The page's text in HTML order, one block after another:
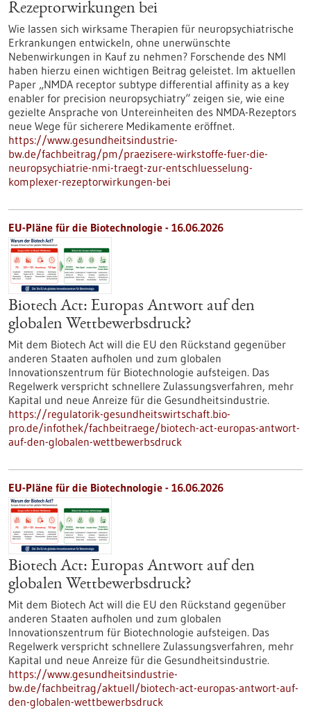
Rezeptorwirkungen bei
Wie lassen sich wirksame Therapien für neuropsychiatrische
Erkrankungen entwickeln, ohne unerwünschte
Nebenwirkungen in Kauf zu nehmen? Forschende des NMI
haben hierzu einen wichtigen Beitrag geleistet. Im aktuellen
Paper „NMDA receptor subtype differential affinity as a key
enabler for precision neuropsychiatry“ zeigen sie, wie eine
gezielte Ansprache von Untereinheiten des NMDA-Rezeptors
neue Wege für sicherere Medikamente eröffnet.
https://www.gesundheitsindustrie-
bw.de/fachbeitrag/pm/praezisere-wirkstoffe-fuer-die-
neuropsychiatrie-nmi-traegt-zur-entschluesselung-
komplexer-rezeptorwirkungen-bei
EU-Pläne für die Biotechnologie - 16.06.2026
Biotech Act: Europas Antwort auf den
globalen Wettbewerbsdruck?
Mit dem Biotech Act will die EU den Rückstand gegenüber
anderen Staaten aufholen und zum globalen
Innovationszentrum für Biotechnologie aufsteigen. Das
Regelwerk verspricht schnellere Zulassungsverfahren, mehr
Kapital und neue Anreize für die Gesundheitsindustrie.
https://regulatorik-gesundheitswirtschaft.bio-
pro.de/infothek/fachbeitraege/biotech-act-europas-antwort-
auf-den-globalen-wettbewerbsdruck
EU-Pläne für die Biotechnologie - 16.06.2026
Biotech Act: Europas Antwort auf den
globalen Wettbewerbsdruck?
Mit dem Biotech Act will die EU den Rückstand gegenüber
anderen Staaten aufholen und zum globalen
Innovationszentrum für Biotechnologie aufsteigen. Das
Regelwerk verspricht schnellere Zulassungsverfahren, mehr
Kapital und neue Anreize für die Gesundheitsindustrie.
https://www.gesundheitsindustrie-
bw.de/fachbeitrag/aktuell/biotech-act-europas-antwort-auf-
den-globalen-wettbewerbsdruck